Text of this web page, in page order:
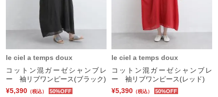
le ciel a temps doux
コットン混ガーゼシャンブレ
ー 袖リブワンピース(ブラック)
¥5,390 （税込） 50%OFF
le ciel a temps doux
コットン混ガーゼシャンブレ
ー 袖リブワンピース(レッド)
¥5,390 （税込） 50%OFF